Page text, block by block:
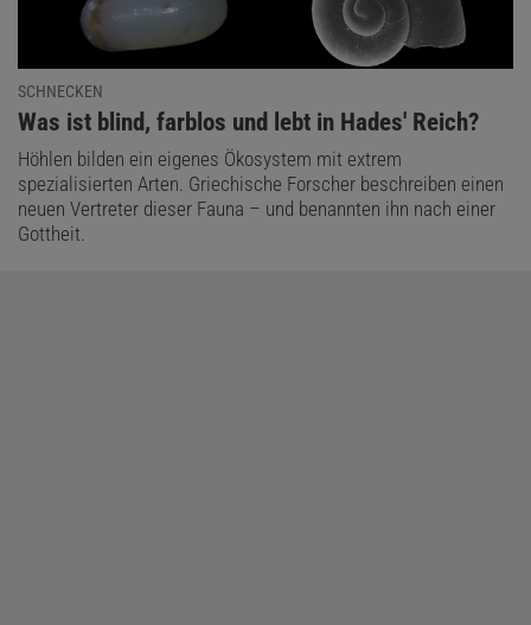
SCHNECKEN
:
Was ist blind, farblos und lebt in Hades' Reich?
Höhlen bilden ein eigenes Ökosystem mit extrem
spezialisierten Arten. Griechische Forscher beschreiben einen
neuen Vertreter dieser Fauna – und benannten ihn nach einer
Gottheit.